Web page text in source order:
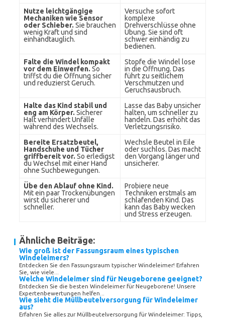
Nutze leichtgängige
Mechaniken wie Sensor
oder Schieber. Sie brauchen
wenig Kraft und sind
einhandtauglich.
Versuche sofort
komplexe
Drehverschlüsse ohne
Übung. Sie sind oft
schwer einhändig zu
bedienen.
Falte die Windel kompakt
vor dem Einwerfen. So
triffst du die Öffnung sicher
und reduzierst Geruch.
Stopfe die Windel lose
in die Öffnung. Das
führt zu seitlichem
Verschmutzen und
Geruchsausbruch.
Halte das Kind stabil und
eng am Körper. Sicherer
Halt verhindert Unfälle
während des Wechsels.
Lasse das Baby unsicher
halten, um schneller zu
handeln. Das erhöht das
Verletzungsrisiko.
Bereite Ersatzbeutel,
Handschuhe und Tücher
griffbereit vor. So erledigst
du Wechsel mit einer Hand
ohne Suchbewegungen.
Wechsle Beutel in Eile
oder suchlos. Das macht
den Vorgang länger und
unsicherer.
Übe den Ablauf ohne Kind.
Mit ein paar Trockenübungen
wirst du sicherer und
schneller.
Probiere neue
Techniken erstmals am
schlafenden Kind. Das
kann das Baby wecken
und Stress erzeugen.
Ähnliche Beiträge:
Wie groß ist der Fassungsraum eines typischen
Windeleimers?
Entdecken Sie den Fassungsraum typischer Windeleimer! Erfahren
Sie, wie viele...
Welche Windeleimer sind für Neugeborene geeignet?
Entdecken Sie die besten Windeleimer für Neugeborene! Unsere
Expertenbewertungen helfen...
Wie sieht die Müllbeutelversorgung für Windeleimer
aus?
Erfahren Sie alles zur Müllbeutelversorgung für Windeleimer: Tipps,